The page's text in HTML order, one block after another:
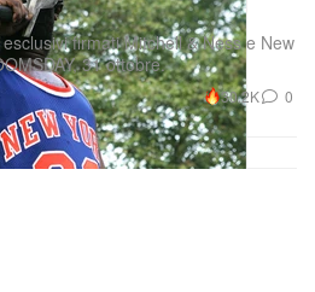
firmati Mitchell & Ness e New
31 ottobre.
30.2K 0